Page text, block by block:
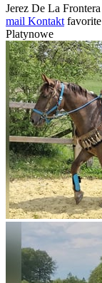
Jerez De La Frontera
mail Kontakt favorite
Platynowe